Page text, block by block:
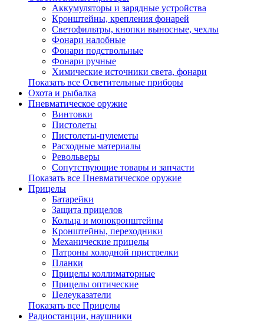
Аккумуляторы и зарядные устройства
Кронштейны, крепления фонарей
Светофильтры, кнопки выносные, чехлы
Фонари налобные
Фонари подствольные
Фонари ручные
Химические источники света, фонари
Показать все Осветительные приборы
Охота и рыбалка
Пневматическое оружие
Винтовки
Пистолеты
Пистолеты-пулеметы
Расходные материалы
Револьверы
Сопутствующие товары и запчасти
Показать все Пневматическое оружие
Прицелы
Батарейки
Защита прицелов
Кольца и монокронштейны
Кронштейны, переходники
Механические прицелы
Патроны холодной пристрелки
Планки
Прицелы коллиматорные
Прицелы оптические
Целеуказатели
Показать все Прицелы
Радиостанции, наушники